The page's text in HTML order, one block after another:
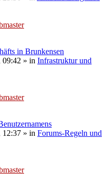
in Brunkensen
» in Infrastruktur und
» in Forums-Regeln und